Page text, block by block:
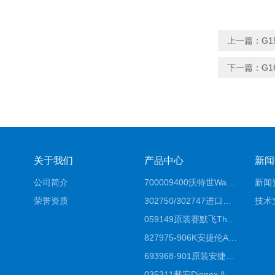
上一篇：
下一篇：
关于我们
公司简介
荣誉资质
产品中心
827975-906K安捷伦Agilent原装ZORBAX液相色谱柱*
新
新闻
技术